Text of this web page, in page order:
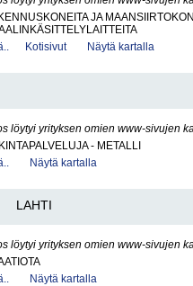
JA
Kotisivut Näytä kartalla
löytyi yrityksen omien www-sivujen
- METALLI
Näytä kartalla
LAHTI
löytyi yrityksen omien www-sivujen
Näytä kartalla